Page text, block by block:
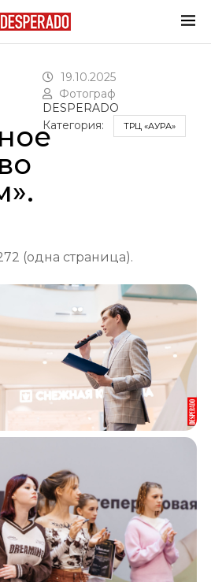
19.10.2025
Фотограф
DESPERADO
Категория:
ТРЦ «АУРА»
(одна страница).